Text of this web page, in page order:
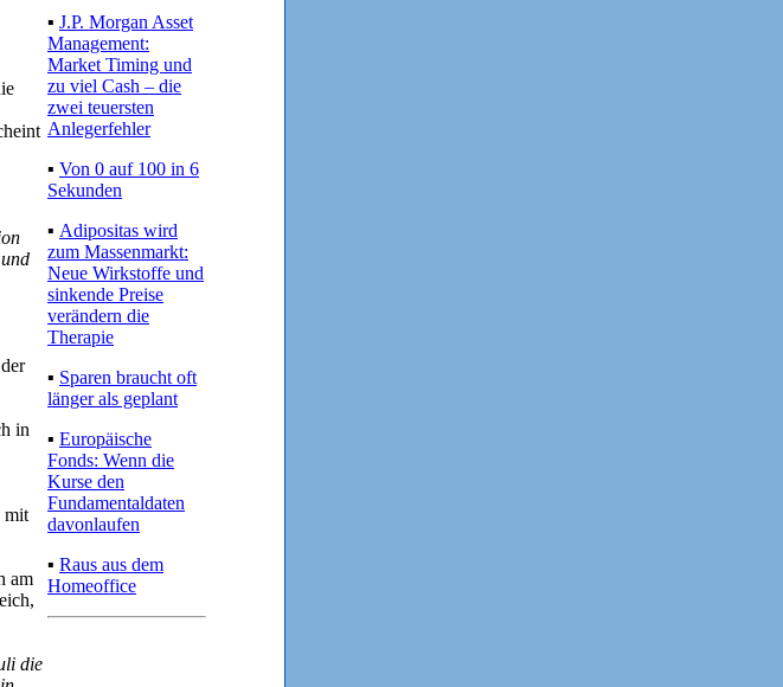
in
mit
am
die
▪ J.P. Morgan Asset
Management:
Market Timing und
zu viel Cash – die
zwei teuersten
Anlegerfehler
▪ Von 0 auf 100 in 6
Sekunden
▪ Adipositas wird
zum Massenmarkt:
Neue Wirkstoffe und
sinkende Preise
verändern die
Therapie
▪ Sparen braucht oft
länger als geplant
▪ Europäische
Fonds: Wenn die
Kurse den
Fundamentaldaten
davonlaufen
▪ Raus aus dem
Homeoffice